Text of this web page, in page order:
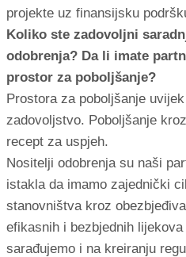
projekte uz finansijsku
Koliko ste zadovoljni
odobrenja? Da li imate
prostor za poboljšanje?
Prostora za poboljšanje
zadovoljstvo. Poboljšanje
recept za uspjeh.
Nositelji odobrenja su naši
istakla da imamo zajednički
stanovništva kroz
efikasnih i bezbjednih
sarađujemo i na kreiranju